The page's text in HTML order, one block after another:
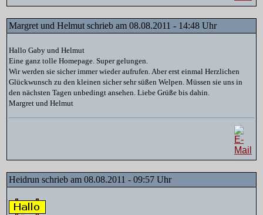
Margret und Helmut schrieb am 08.08.2011 - 14:48 Uhr
Hallo Gaby und Helmut
Eine ganz tolle Homepage. Super gelungen.
Wir werden sie sicher immer wieder aufrufen. Aber erst einmal Herzlichen
Glückwunsch zu den kleinen sicher sehr süßen Welpen. Müssen sie uns in
den nächsten Tagen unbedingt ansehen. Liebe Grüße bis dahin.
Margret und Helmut
Heidrun schrieb am 08.08.2011 - 09:57 Uhr